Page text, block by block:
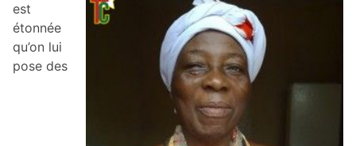
est
étonnée
qu’on lui
pose des